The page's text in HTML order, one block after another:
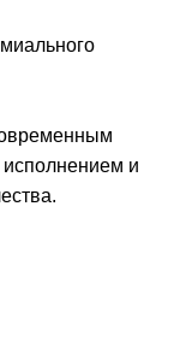
исполнением и